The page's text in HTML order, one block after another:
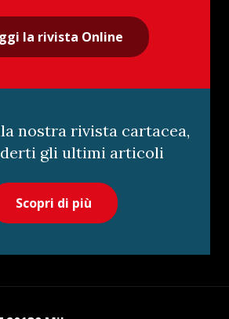
la rivista Online
nostra rivista cartacea,
gli ultimi articoli
Scopri di più